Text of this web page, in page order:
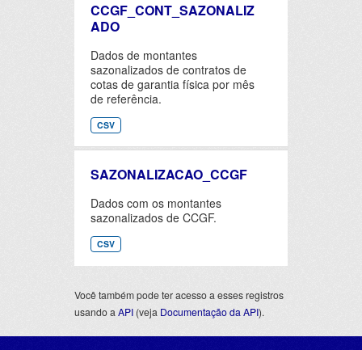
CCGF_CONT_SAZONALIZ
ADO
Dados de montantes
sazonalizados de contratos de
cotas de garantia física por mês
de referência.
CSV
SAZONALIZACAO_CCGF
Dados com os montantes
sazonalizados de CCGF.
CSV
Você também pode ter acesso a esses registros
usando a API (veja Documentação da API).